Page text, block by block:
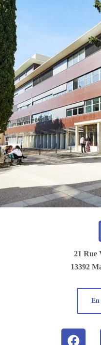
21 Rue
13392
En